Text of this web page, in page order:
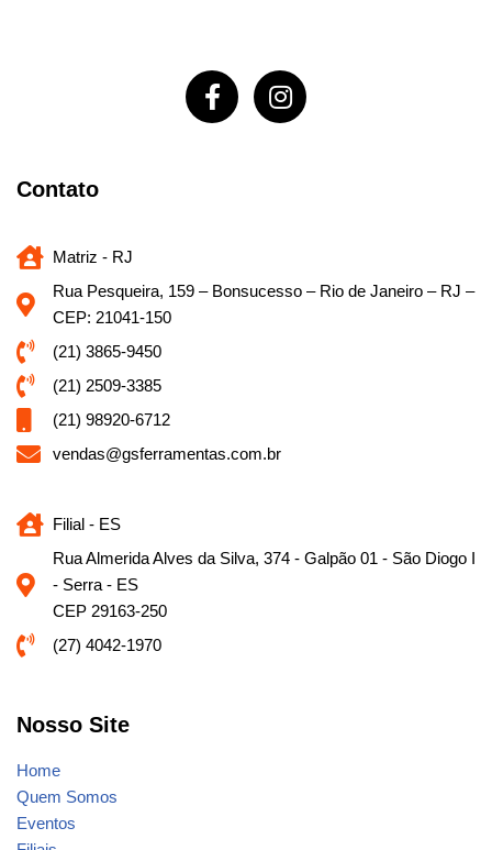
Contato
Matriz - RJ
Rua Pesqueira, 159 – Bonsucesso – Rio de Janeiro – RJ –
CEP: 21041-150
(21) 3865-9450
(21) 2509-3385
(21) 98920-6712
vendas@gsferramentas.com.br
Filial - ES
Rua Almerida Alves da Silva, 374 - Galpão 01 - São Diogo I
- Serra - ES
CEP 29163-250
(27) 4042-1970
Nosso Site
Home
Quem Somos
Eventos